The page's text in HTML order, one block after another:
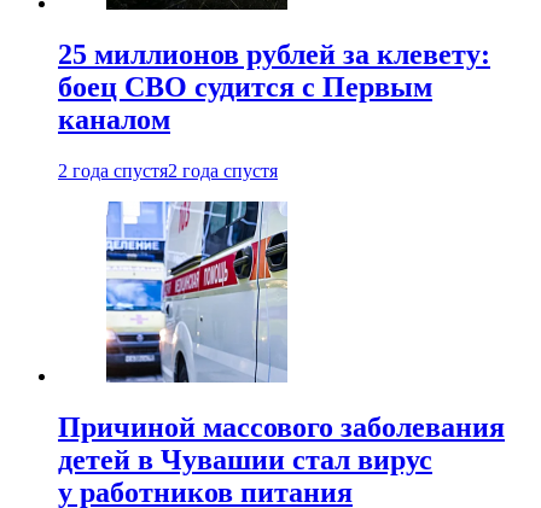
25 миллионов рублей за клевету:
боец СВО судится с Первым
каналом
2 года спустя2 года спустя
Причиной массового заболевания
детей в Чувашии стал вирус
у работников питания